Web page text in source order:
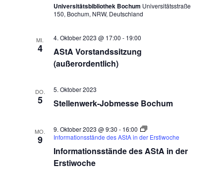
Universitätsbibliothek Bochum Universitätsstraße
150, Bochum, NRW, Deutschland
MI.
4
AStA Vorstandssitzung
(außerordentlich)
4. Oktober 2023 @ 17:00 - 19:00
DO.
5 Stellenwerk-Jobmesse Bochum
5. Oktober 2023
MO.
9
Informationsstände des AStA in der
Erstiwoche
9. Oktober 2023 @ 9:30 - 16:00
Informationsstände des AStA in der Erstiwoche